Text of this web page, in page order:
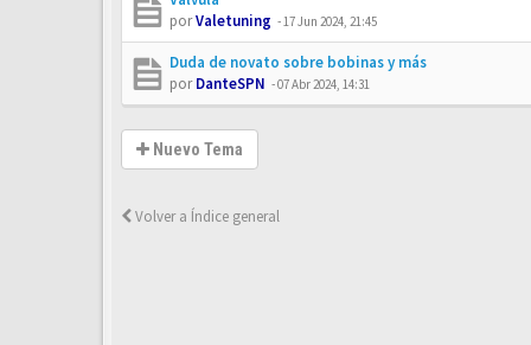
porValetuning -17 Jun 2024, 21:45
Duda de novato sobre bobinas y más
porDanteSPN -07 Abr 2024, 14:31
Nuevo Tema
Volver a Índice general